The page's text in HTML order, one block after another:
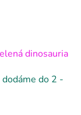
dinosauria
do 2 -